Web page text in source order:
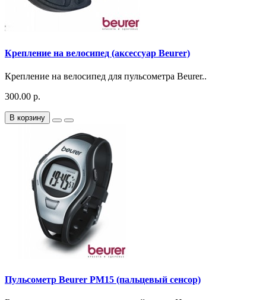
Крепление на велосипед (аксессуар Beurer)
Крепление на велосипед для пульсометра Beurer..
300.00 р.
В корзину
Пульсометр Beurer PM15 (пальцевый сенсор)